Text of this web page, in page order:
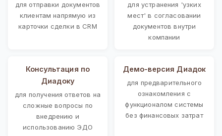
для отправки документов
клиентам напрямую из
карточки сделки в CRM
для устранения 'узких
мест' в согласовании
документов внутри
компании
Консультация по
Диадоку
для получения ответов на
сложные вопросы по
внедрению и
использованию ЭДО
Демо-версия Диадок
для предварительного
ознакомления с
функционалом системы
без финансовых затрат